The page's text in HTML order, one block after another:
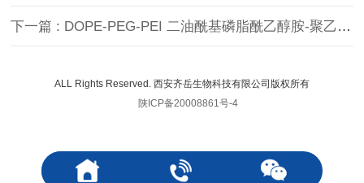
下一篇 : DOPE-PEG-PEI 二油酰基磷脂酰乙醇胺-聚乙二醇-聚乙烯亚胺
ALL Rights Reserved. 西安齐岳生物科技有限公司版权所有
陕ICP备20008861号-4